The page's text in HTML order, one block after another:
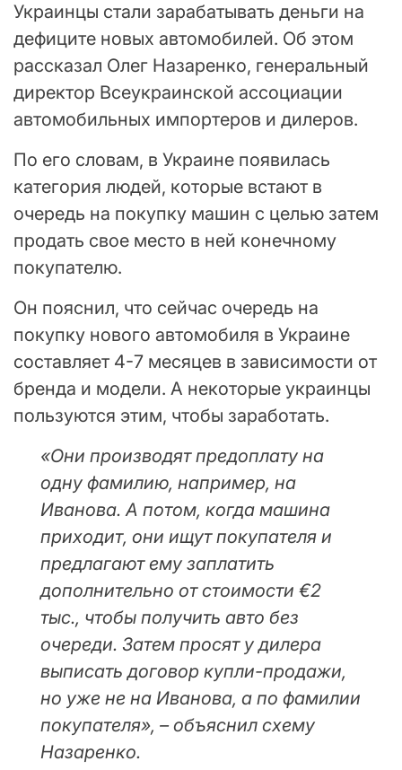
Украинцы стали зарабатывать деньги на
дефиците новых автомобилей. Об этом
рассказал Олег Назаренко, генеральный
директор Всеукраинской ассоциации
автомобильных импортеров и дилеров.
По его словам, в Украине появилась
категория людей, которые встают в
очередь на покупку машин с целью затем
продать свое место в ней конечному
покупателю.
Он пояснил, что сейчас очередь на
покупку нового автомобиля в Украине
составляет 4-7 месяцев в зависимости от
бренда и модели. А некоторые украинцы
пользуются этим, чтобы заработать.
«Они производят предоплату на
одну фамилию, например, на
Иванова. А потом, когда машина
приходит, они ищут покупателя и
предлагают ему заплатить
дополнительно от стоимости €2
тыс., чтобы получить авто без
очереди. Затем просят у дилера
выписать договор купли-продажи,
но уже не на Иванова, а по фамилии
покупателя», – объяснил схему
Назаренко.